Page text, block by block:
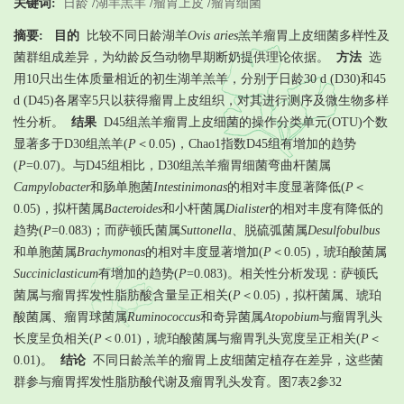
关键词: 日龄 /湖羊羔羊 /瘤胃上皮 /瘤胃细菌
摘要: 目的 比较不同日龄湖羊Ovis aries羔羊瘤胃上皮细菌多样性及
菌群组成差异，为幼龄反刍动物早期断奶提供理论依据。
方法 选
用10只出生体质量相近的初生湖羊羔羊，分别于日龄30 d (D30)和45
d (D45)各屠宰5只以获得瘤胃上皮组织，对其进行测序及微生物多样
性分析。
结果 D45组羔羊瘤胃上皮细菌的操作分类单元(OTU)个数
显著多于D30组羔羊(P ＜0.05)，Chao1指数D45组有增加的趋势
(P=0.07)。与D45组相比，D30组羔羊瘤胃细菌弯曲杆菌属
Campylobacter和肠单胞菌Intestinimonas的相对丰度显著降低(P ＜
0.05)，拟杆菌属Bacteroides和小杆菌属Dialister的相对丰度有降低的
趋势(P=0.083)；而萨顿氏菌属Suttonella 、脱硫弧菌属Desulfobulbus
和单胞菌属Brachymonas的相对丰度显著增加(P ＜0.05)，琥珀酸菌属
Succiniclasticum有增加的趋势(P=0.083)。相关性分析发现：萨顿氏
菌属与瘤胃挥发性脂肪酸含量呈正相关(P ＜0.05)，拟杆菌属、琥珀
酸菌属、瘤胃球菌属Ruminococcus和奇异菌属Atopobium与瘤胃乳头
长度呈负相关(P ＜0.01)，琥珀酸菌属与瘤胃乳头宽度呈正相关(P ＜
0.01)。
结论 不同日龄羔羊的瘤胃上皮细菌定植存在差异，这些菌
群参与瘤胃挥发性脂肪酸代谢及瘤胃乳头发育。图7表2参32